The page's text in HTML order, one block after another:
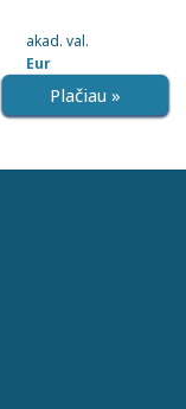
akad. val.
Eur
Plačiau »